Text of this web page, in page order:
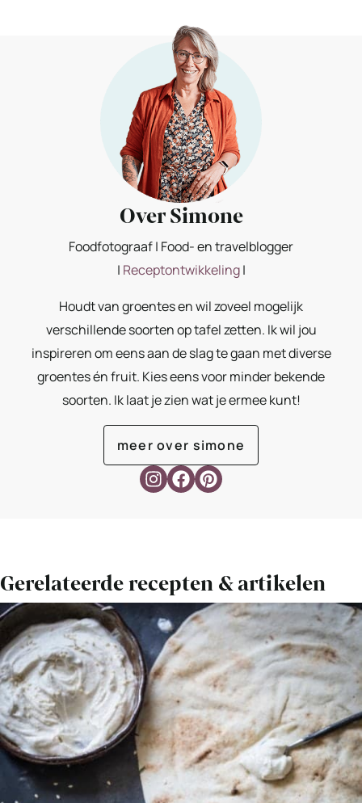
Over Simone
Foodfotograaf | Food- en travelblogger
| Receptontwikkeling|
Houdt van groentes en wil zoveel mogelijk
verschillende soorten op tafel zetten. Ik wil jou
inspireren om eens aan de slag te gaan met diverse
groentes én fruit. Kies eens voor minder bekende
soorten. Ik laat je zien wat je ermee kunt!
meer over simone
Gerelateerde recepten & artikelen
Bekijk
Lekker
weekend:
Bieten-
feta
burgers
op
flatbread